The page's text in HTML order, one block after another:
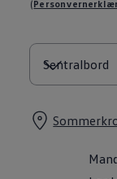
Oppgitt
Min
(